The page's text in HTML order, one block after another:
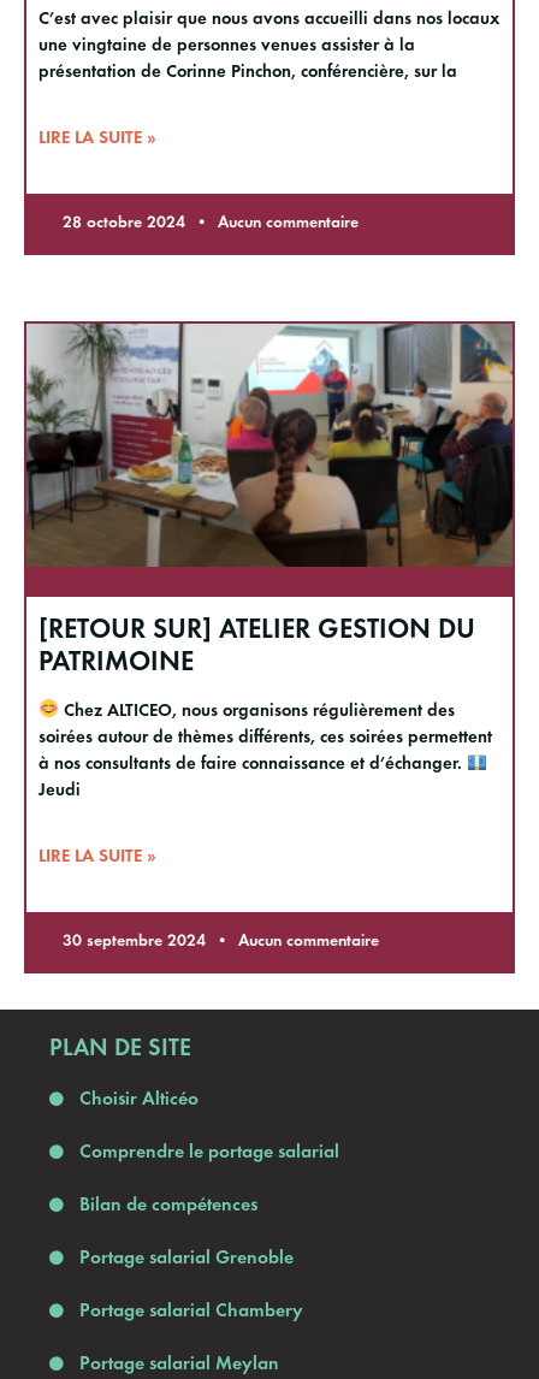
C’est avec plaisir que nous avons accueilli dans nos locaux
une vingtaine de personnes venues assister à la
présentation de Corinne Pinchon, conférencière, sur la
LIRE LA SUITE »
28 octobre 2024 Aucun commentaire
[RETOUR SUR] ATELIER GESTION DU
PATRIMOINE
Chez ALTICEO, nous organisons régulièrement des
soirées autour de thèmes différents, ces soirées permettent
à nos consultants de faire connaissance et d’échanger.
Jeudi
LIRE LA SUITE »
30 septembre 2024 Aucun commentaire
PLAN DE SITE
Choisir Alticéo
Comprendre le portage salarial
Bilan de compétences
Portage salarial Grenoble
Portage salarial Chambery
Portage salarial Meylan